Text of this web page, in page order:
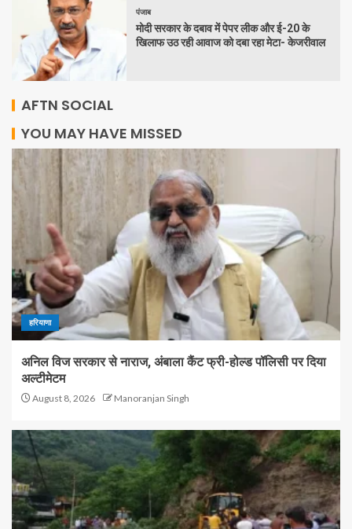
पंजाब
मोदी सरकार के दबाव में पेपर लीक और ई-20 के
खिलाफ उठ रही आवाज को दबा रहा मेटा- केजरीवाल
AFTN SOCIAL
YOU MAY HAVE MISSED
हरियाणा
अनिल विज सरकार से नाराज, अंबाला कैंट फ्री-होल्ड पॉलिसी पर दिया
अल्टीमेटम
August 8, 2026 Manoranjan Singh